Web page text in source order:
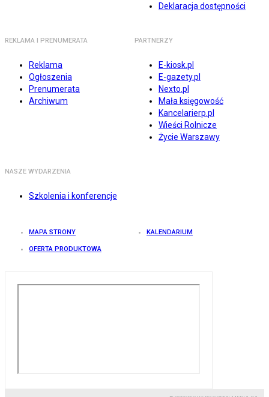
Deklaracja dostępności
REKLAMA I PRENUMERATA
Reklama
Ogłoszenia
Prenumerata
Archiwum
PARTNERZY
E-kiosk.pl
E-gazety.pl
Nexto.pl
Mała księgowość
Kancelarierp.pl
Wieści Rolnicze
Życie Warszawy
NASZE WYDARZENIA
Szkolenia i konferencje
MAPA STRONY KALENDARIUM
OFERTA PRODUKTOWA